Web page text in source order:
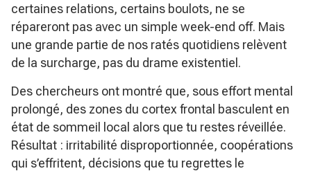
certaines relations, certains boulots, ne se
répareront pas avec un simple week-end off. Mais
une grande partie de nos ratés quotidiens relèvent
de la surcharge, pas du drame existentiel.
Des chercheurs ont montré que, sous effort mental
prolongé, des zones du cortex frontal basculent en
état de sommeil local alors que tu restes réveillée.
Résultat : irritabilité disproportionnée, coopérations
qui s’effritent, décisions que tu regrettes le